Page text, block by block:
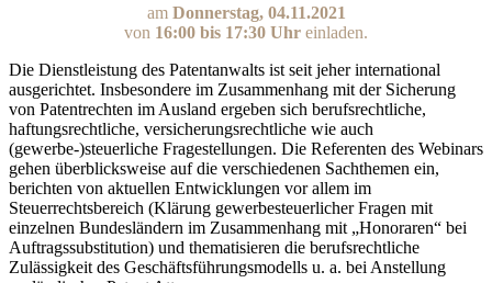
amDonnerstag, 04.11.2021
von 16:00 bis 17:30 Uhr einladen.
Die Dienstleistung des Patentanwalts ist seit jeher international
ausgerichtet. Insbesondere im Zusammenhang mit der Sicherung
von Patentrechten im Ausland ergeben sich berufsrechtliche,
haftungsrechtliche, versicherungsrechtliche wie auch
(gewerbe-)steuerliche Fragestellungen. Die Referenten des Webinars
gehen überblicksweise auf die verschiedenen Sachthemen ein,
berichten von aktuellen Entwicklungen vor allem im
Steuerrechtsbereich (Klärung gewerbesteuerlicher Fragen mit
einzelnen Bundesländern im Zusammenhang mit „Honoraren“ bei
Auftragssubstitution) und thematisieren die berufsrechtliche
Zulässigkeit des Geschäftsführungsmodells u. a. bei Anstellung